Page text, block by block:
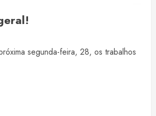
segunda-feira, 28, os trabalhos